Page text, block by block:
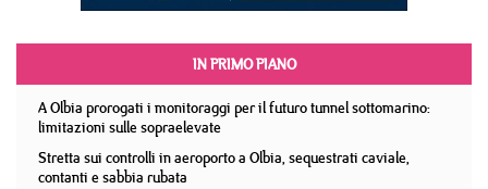
IN PRIMO PIANO
A Olbia prorogati i monitoraggi per il futuro tunnel sottomarino:
limitazioni sulle sopraelevate
Stretta sui controlli in aeroporto a Olbia, sequestrati caviale,
contanti e sabbia rubata